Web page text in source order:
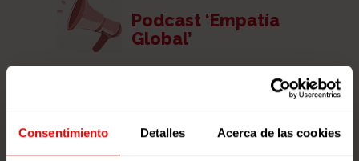
Consentimiento Detalles Acerca de las cookies
Podcast ‘Empatía
Global’
Podcasts sobre Ciudadanía Global